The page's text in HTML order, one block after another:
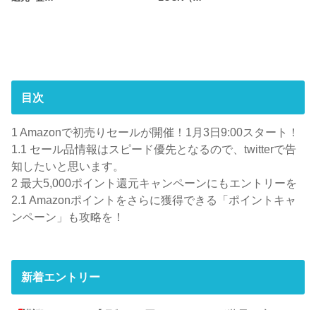
目次
1 Amazonで初売りセールが開催！1月3日9:00スタート！
1.1 セール品情報はスピード優先となるので、twitterで告
知したいと思います。
2 最大5,000ポイント還元キャンペーンにもエントリーを
2.1 Amazonポイントをさらに獲得できる「ポイントキャ
ンペーン」も攻略を！
新着エントリー